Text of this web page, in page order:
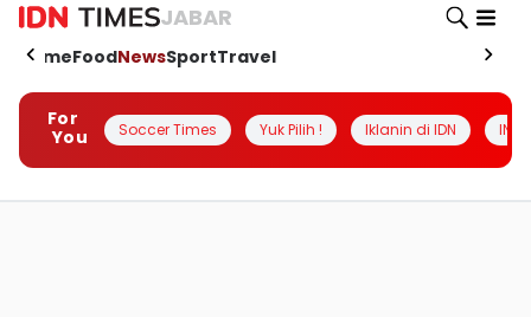
JABAR
HomeFoodNewsSportTravel
For
You
Soccer Times Yuk Pilih ! Iklanin di IDN